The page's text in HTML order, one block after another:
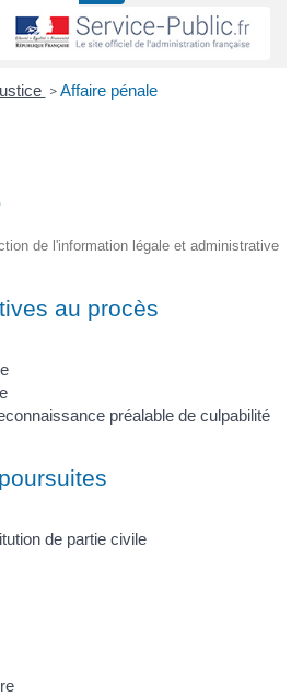
> Affaire pénale
de l'information légale et administrative
au procès
préalable de culpabilité
de partie civile